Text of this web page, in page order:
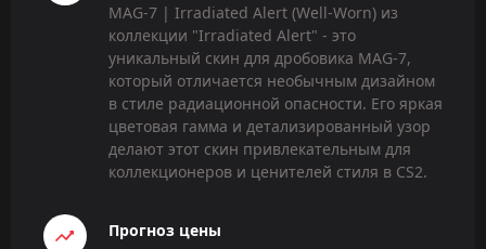
MAG-7 | Irradiated Alert (Well-Worn) из
коллекции "Irradiated Alert" - это
уникальный скин для дробовика MAG-7,
который отличается необычным дизайном
в стиле радиационной опасности. Его яркая
цветовая гамма и детализированный узор
делают этот скин привлекательным для
коллекционеров и ценителей стиля в CS2.
Прогноз цены